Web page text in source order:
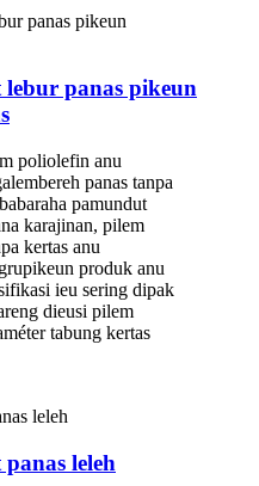
panas pikeun
poliolefin anu
panas tanpa
pamundut
karajinan, pilem
kertas anu
produk anu
ieu sering dipak
dieusi pilem
tabung kertas
leleh